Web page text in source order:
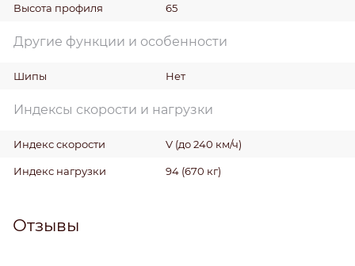
Высота профиля 65
Другие функции и особенности
Шипы Нет
Индексы скорости и нагрузки
Индекс скорости V (до 240 км/ч)
Индекс нагрузки 94 (670 кг)
Отзывы